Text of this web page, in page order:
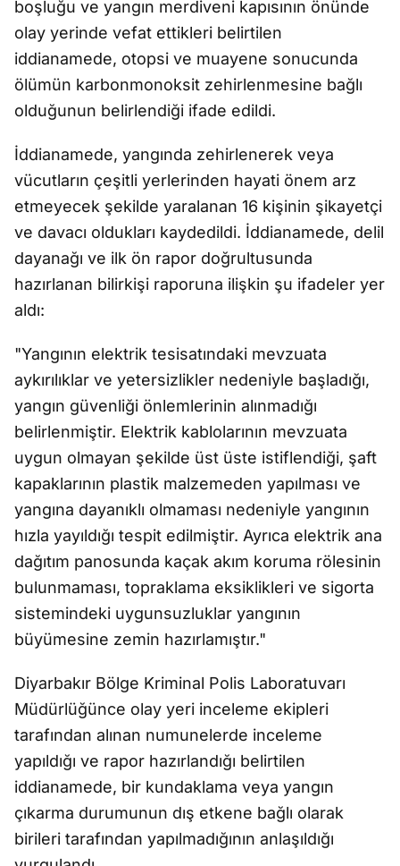
boşluğu ve yangın merdiveni kapısının önünde
olay yerinde vefat ettikleri belirtilen
iddianamede, otopsi ve muayene sonucunda
ölümün karbonmonoksit zehirlenmesine bağlı
olduğunun belirlendiği ifade edildi.
İddianamede, yangında zehirlenerek veya
vücutların çeşitli yerlerinden hayati önem arz
etmeyecek şekilde yaralanan 16 kişinin şikayetçi
ve davacı oldukları kaydedildi. İddianamede, delil
dayanağı ve ilk ön rapor doğrultusunda
hazırlanan bilirkişi raporuna ilişkin şu ifadeler yer
aldı:
"Yangının elektrik tesisatındaki mevzuata
aykırılıklar ve yetersizlikler nedeniyle başladığı,
yangın güvenliği önlemlerinin alınmadığı
belirlenmiştir. Elektrik kablolarının mevzuata
uygun olmayan şekilde üst üste istiflendiği, şaft
kapaklarının plastik malzemeden yapılması ve
yangına dayanıklı olmaması nedeniyle yangının
hızla yayıldığı tespit edilmiştir. Ayrıca elektrik ana
dağıtım panosunda kaçak akım koruma rölesinin
bulunmaması, topraklama eksiklikleri ve sigorta
sistemindeki uygunsuzluklar yangının
büyümesine zemin hazırlamıştır."
Diyarbakır Bölge Kriminal Polis Laboratuvarı
Müdürlüğünce olay yeri inceleme ekipleri
tarafından alınan numunelerde inceleme
yapıldığı ve rapor hazırlandığı belirtilen
iddianamede, bir kundaklama veya yangın
çıkarma durumunun dış etkene bağlı olarak
birileri tarafından yapılmadığının anlaşıldığı